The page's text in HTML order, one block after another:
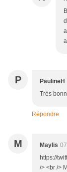
P PaulineH
Très
Répondre
M Maylis
https://
/> <br />